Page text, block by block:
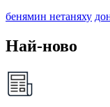
бенямин нетаняху
Най-ново